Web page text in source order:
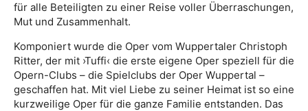
für alle Beteiligten zu einer Reise voller Überraschungen,
Mut und Zusammenhalt.
Komponiert wurde die Oper vom Wuppertaler Christoph
Ritter, der mit ›Tuffi‹ die erste eigene Oper speziell für die
Opern-Clubs – die Spielclubs der Oper Wuppertal –
geschaffen hat. Mit viel Liebe zu seiner Heimat ist so eine
kurzweilige Oper für die ganze Familie entstanden. Das